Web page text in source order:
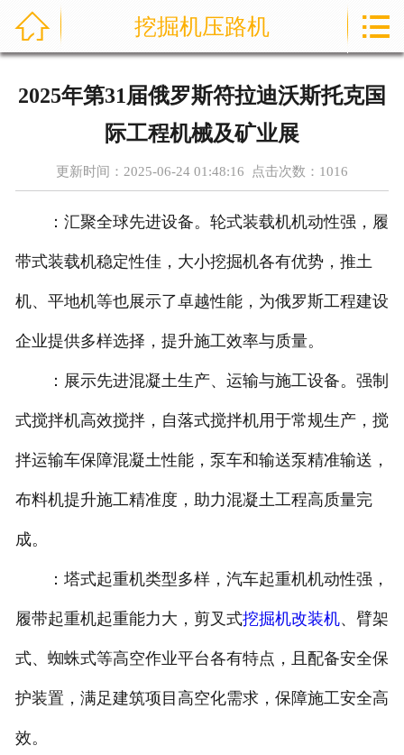
新闻资讯
案例展示
荣誉资质
技术知识
在线留言
 挖掘机压路机 
2025年第31届俄罗斯符拉迪沃斯托克国
际工程机械及矿业展
更新时间：2025-06-24 01:48:16 点击次数： 1016
：汇聚全球先进设备。轮式装载机机动性强，履
带式装载机稳定性佳，大小挖掘机各有优势，推土
机、平地机等也展示了卓越性能，为俄罗斯工程建设
企业提供多样选择，提升施工效率与质量。
：展示先进混凝土生产、运输与施工设备。强制
式搅拌机高效搅拌，自落式搅拌机用于常规生产，搅
拌运输车保障混凝土性能，泵车和输送泵精准输送，
布料机提升施工精准度，助力混凝土工程高质量完
成。
：塔式起重机类型多样，汽车起重机机动性强，
履带起重机起重能力大，剪叉式挖掘机改装机、臂架
式、蜘蛛式等高空作业平台各有特点，且配备安全保
护装置，满足建筑项目高空化需求，保障施工安全高
效。